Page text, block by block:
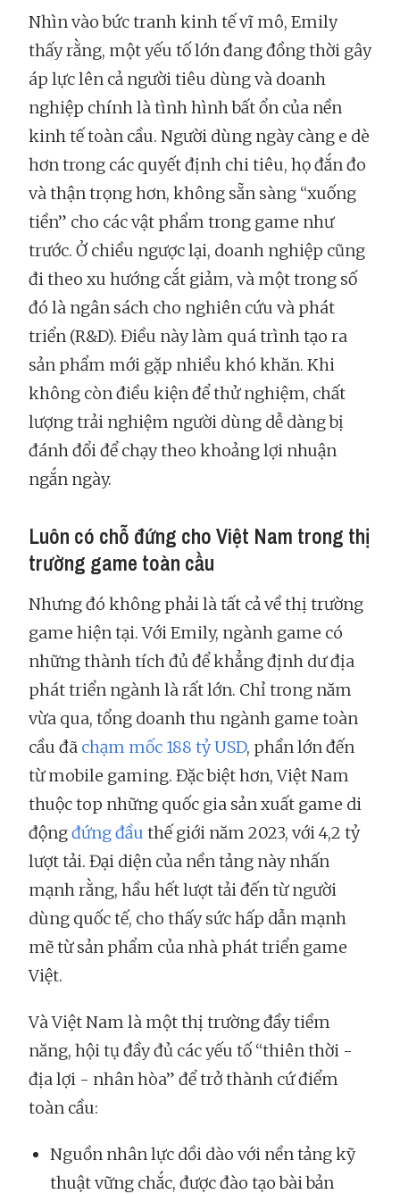
Nhìn vào bức tranh kinh tế vĩ mô, Emily
thấy rằng, một yếu tố lớn đang đồng thời gây
áp lực lên cả người tiêu dùng và doanh
nghiệp chính là tình hình bất ổn của nền
kinh tế toàn cầu. Người dùng ngày càng e dè
hơn trong các quyết định chi tiêu, họ đắn đo
và thận trọng hơn, không sẵn sàng “xuống
tiền” cho các vật phẩm trong game như
trước. Ở chiều ngược lại, doanh nghiệp cũng
đi theo xu hướng cắt giảm, và một trong số
đó là ngân sách cho nghiên cứu và phát
triển (R&D). Điều này làm quá trình tạo ra
sản phẩm mới gặp nhiều khó khăn. Khi
không còn điều kiện để thử nghiệm, chất
lượng trải nghiệm người dùng dễ dàng bị
đánh đổi để chạy theo khoảng lợi nhuận
ngắn ngày.
Luôn có chỗ đứng cho Việt Nam trong thị
trường game toàn cầu
Nhưng đó không phải là tất cả về thị trường
game hiện tại. Với Emily, ngành game có
những thành tích đủ để khẳng định dư địa
phát triển ngành là rất lớn. Chỉ trong năm
vừa qua, tổng doanh thu ngành game toàn
cầu đã chạm mốc 188 tỷ USD, phần lớn đến
từ mobile gaming. Đặc biệt hơn, Việt Nam
thuộc top những quốc gia sản xuất game di
độngđứng đầu thế giới năm 2023, với 4,2 tỷ
lượt tải. Đại diện của nền tảng này nhấn
mạnh rằng, hầu hết lượt tải đến từ người
dùng quốc tế, cho thấy sức hấp dẫn mạnh
mẽ từ sản phẩm của nhà phát triển game
Việt.
Và Việt Nam là một thị trường đầy tiềm
năng, hội tụ đầy đủ các yếu tố “thiên thời -
địa lợi - nhân hòa” để trở thành cứ điểm
toàn cầu:
Nguồn nhân lực dồi dào với nền tảng kỹ
thuật vững chắc, được đào tạo bài bản